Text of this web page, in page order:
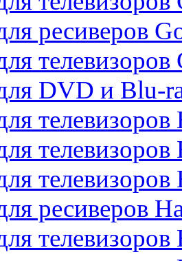
ресиверов
телевизоров
DVD и Blu-
телевизоров
телевизоров
ресиверов
телевизоров